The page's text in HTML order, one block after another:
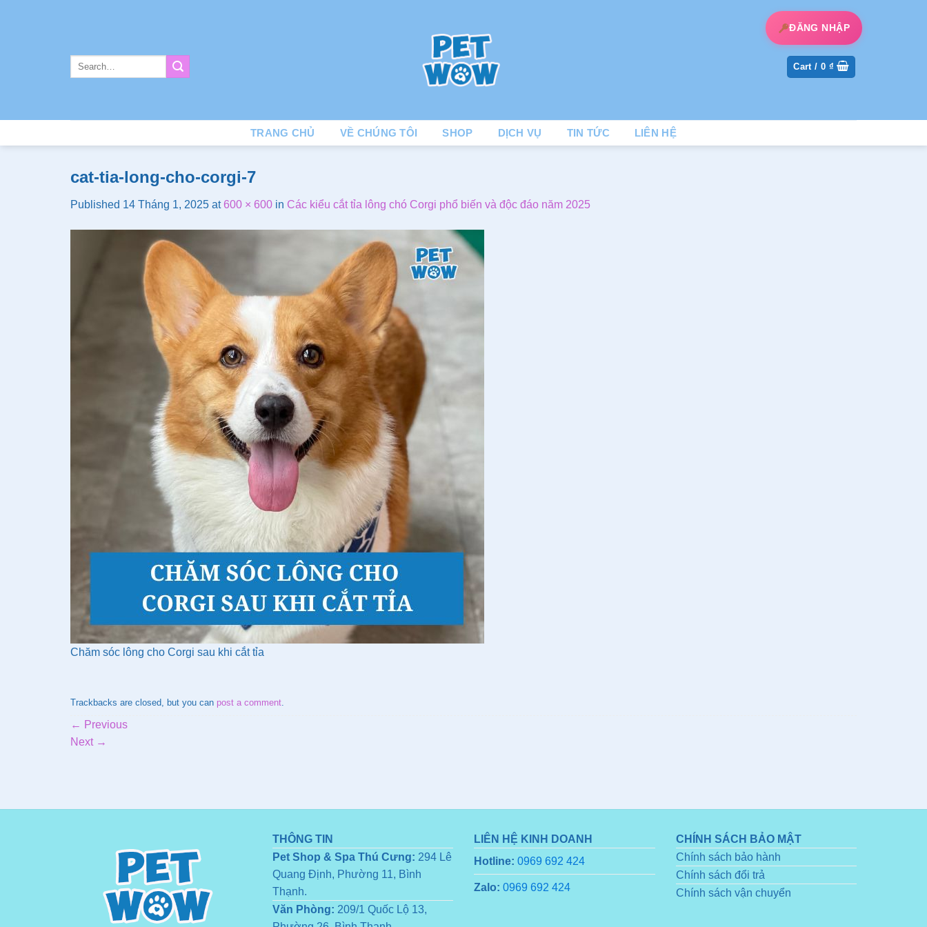
Cart / 0 ₫
TRANG CHỦ VỀ CHÚNG TÔI SHOP DỊCH VỤ TIN TỨC LIÊN HỆ
cat-tia-long-cho-corgi-7
Published 14 Tháng 1, 2025 at600 × 600 in Các kiểu cắt tỉa lông chó Corgi phổ biến và độc đáo năm 2025
Chăm sóc lông cho Corgi sau khi cắt tỉa
Trackbacks are closed, but you can post a comment.
← Previous
Next →
THÔNG TIN
Pet Shop & Spa Thú Cưng: 294 Lê
Quang Định, Phường 11, Bình
Thạnh.
Văn Phòng: 209/1 Quốc Lộ 13,
LIÊN HỆ KINH DOANH
Hotline: 0969 692 424
Zalo: 0969 692 424
CHÍNH SÁCH BẢO MẬT
Chính sách bảo hành
Chính sách đổi trả
Chính sách vận chuyển
ĐĂNG NHẬP